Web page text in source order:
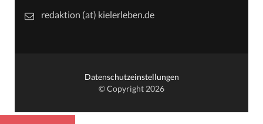
redaktion (at) kielerleben.de
Datenschutzeinstellungen
© Copyright 2026